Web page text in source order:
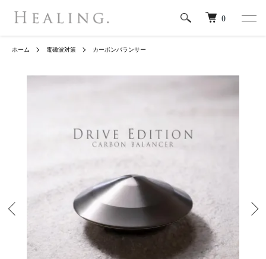
0
ホーム 電磁波対策 カーボンバランサー